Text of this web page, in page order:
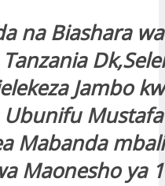
na Biashara
Jambo
Mabanda
Maonesho ya